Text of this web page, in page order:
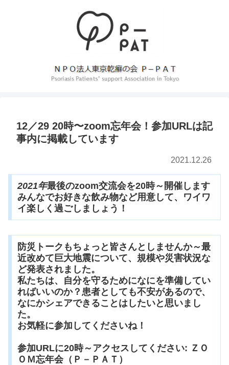
12／29 20時〜zoom忘年会！参加URLは記
事内に掲載しています
2021.12.26
2021年最後のzoom交流会を20時～開催します
みんなでお好きな飲み物など用意して、ワイワ
イ楽しく過ごしましょう！
防災トークもちょっと皆さんとしませんか～最
近改めて巨大地震について、規模や災害状況な
ど発表されました。
私たちは、自分を守るためになにを準備してい
ればいいのか？患者としても不安があるので、
なにかシェアできることはしたいと思いまし
た。
お気軽に参加してくださいね！
参加URLに20時～アクセスしてください: ＺＯ
ＯＭ忘年会（Ｐ－ＰＡＴ）